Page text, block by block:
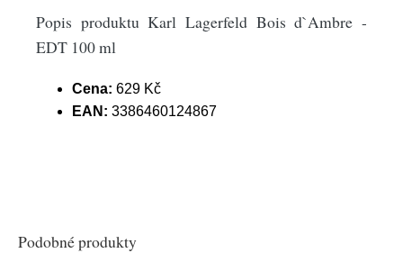
Popis produktu Karl Lagerfeld Bois d`Ambre -
EDT 100 ml
Cena: 629 Kč
EAN: 3386460124867
Podobné produkty